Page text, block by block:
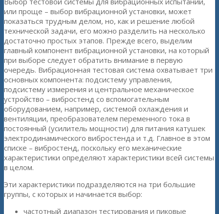
или проще – выбор вибрационной установки, может
показаться трудным делом, но, как и решение любой
технической задачи, его можно разделить на несколько
достаточно простых этапов. Прежде всего, выделим
главный компонент вибрационной установки, на который
при выборе следует обратить внимание в первую
очередь. Вибрационная тестовая система охватывает три
основных компонента: подсистему управления,
подсистему измерения и центральное механическое
устройство – вибростенд со вспомогательным
оборудованием, например, системой охлаждения и
вентиляции, преобразователем переменного тока в
постоянный (усилитель мощности) для питания катушек
электродинамического вибростенда и т.д. Главное в этом
списке – вибростенд, поскольку его механические
характеристики определяют характеристики всей системы
в целом.
Эти характеристики подразделяются на три большие
группы, с которых и начинается выбор:
частотный диапазон тестирования и пиковые